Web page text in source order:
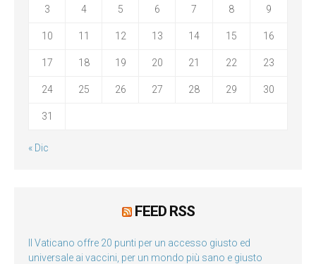
3 4 5 6 7 8 9
10 11 12 13 14 15 16
17 18 19 20 21 22 23
24 25 26 27 28 29 30
31
« Dic
FEED RSS
Il Vaticano offre 20 punti per un accesso giusto ed
universale ai vaccini, per un mondo più sano e giusto